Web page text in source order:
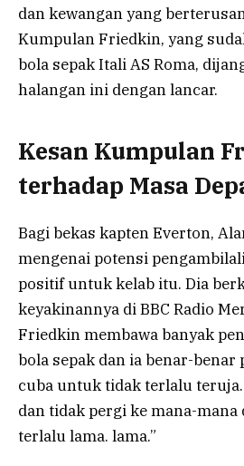
dan kewangan yang
Kumpulan Friedkin, yang
bola sepak Itali AS Roma,
halangan ini dengan lancar.
Kesan Kumpulan
terhadap Masa
Bagi bekas kapten Everton,
mengenai potensi
positif untuk kelab itu. Dia
keyakinannya di BBC Radio
Friedkin membawa banyak
bola sepak dan ia benar-benar
cuba untuk tidak terlalu
dan tidak pergi ke mana-mana
terlalu lama. lama.”